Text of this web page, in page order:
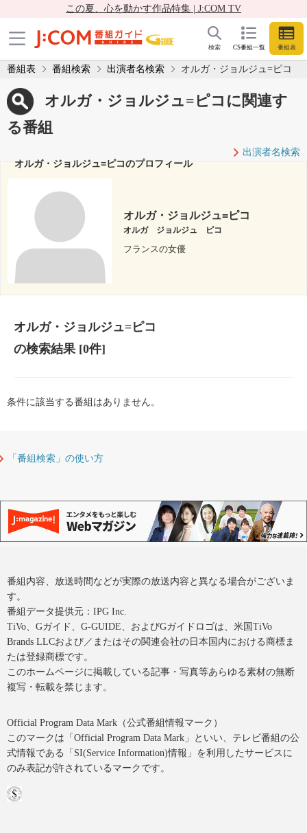
この夏、心を動かす作品特集 | J:COM TV
CS番組一覧 番組表
検索
番組表 番組検索 出演者名検索 オルガ・ジョルジュ=ピコ
オルガ・ジョルジュ=ピコに関連す
る番組
出演者名検索
オルガ・ジョルジュ=ピコのプロフィール
オルガ・ジョルジュ=ピコ
オルガ ジョルジュ ピコ
フランスの女優
オルガ・ジョルジュ=ピコ
の検索結果[0件]
条件に該当する番組はありません。
「番組検索」の使い方
番組内容、放送時間などが実際の放送内容と異なる場合がございま
す。
番組データ提供元：IPG Inc.
TiVo、Gガイド、G-GUIDE、およびGガイドロゴは、米国TiVo
Brands LLCおよび／またはその関連会社の日本国内における商標ま
たは登録商標です。
このホームページに掲載している記事・写真等あらゆる素材の無断
複写・転載を禁じます。
Official Program Data Mark（公式番組情報マーク）
このマークは「Official Program Data Mark」といい、テレビ番組の公
式情報である「SI(Service Information)情報」を利用したサービスに
のみ表記が許されているマークです。